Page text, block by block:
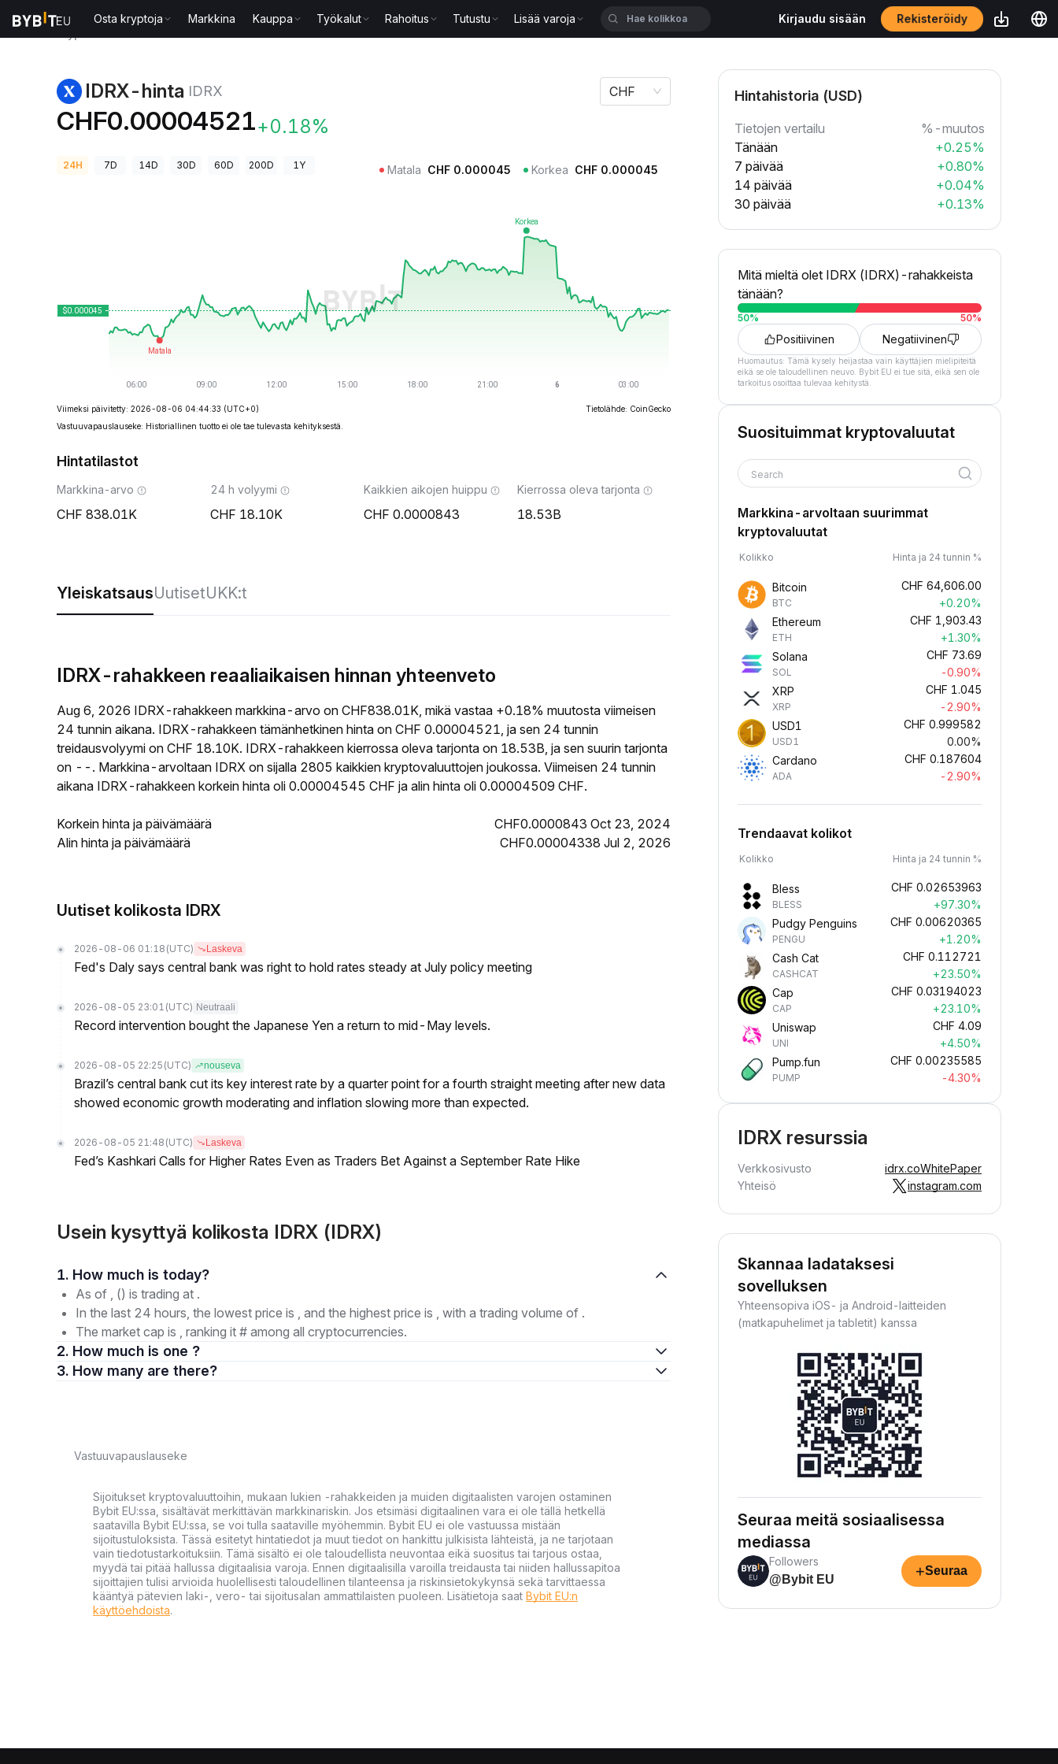
Osta kryptoja Markkina Kauppa Työkalut Rahoitus Tutustu Lisää varoja Kirjaudu sisään Rekisteröidy
IDRX-hinta IDRX
CHF0.00004521+0.18%
CHF
24H 7D 14D 30D 60D 200D 1Y Matala CHF 0.000045 Korkea CHF 0.000045
Viimeksi päivitetty: 2026-08-06 04:44:33 (UTC+0)
Tietolähde: CoinGecko
Vastuuvapauslauseke: Historiallinen tuotto ei ole tae tulevasta kehityksestä.
Hintatilastot
Markkina-arvo
838.01K
24 h volyymi
18.10K
Kaikkien aikojen huippu
0.0000843
Kierrossa oleva tarjonta
18.53B
YleiskatsausUutisetUKK:t
IDRX-rahakkeen reaaliaikaisen hinnan yhteenveto
Aug 6, 2026 IDRX-rahakkeen markkina-arvo on CHF838.01K, mikä vastaa +0.18% muutosta viimeisen
24 tunnin aikana. IDRX-rahakkeen tämänhetkinen hinta on CHF 0.00004521, ja sen 24 tunnin
treidausvolyymi on CHF 18.10K. IDRX-rahakkeen kierrossa oleva tarjonta on 18.53B, ja sen suurin tarjonta
on --. Markkina-arvoltaan IDRX on sijalla 2805 kaikkien kryptovaluuttojen joukossa. Viimeisen 24 tunnin
aikana IDRX-rahakkeen korkein hinta oli 0.00004545 CHF ja alin hinta oli 0.00004509 CHF.
Korkein hinta ja päivämäärä
CHF0.0000843 Oct 23, 2024
Alin hinta ja päivämäärä
CHF0.00004338 Jul 2, 2026
Uutiset kolikosta IDRX
2026-08-06 01:18 (UTC) Laskeva
Fed's Daly says central bank was right to hold rates steady at July policy meeting
2026-08-05 23:01 (UTC) Neutraali
Record intervention bought the Japanese Yen a return to mid-May levels.
2026-08-05 22:25 (UTC) nouseva
Brazil’s central bank cut its key interest rate by a quarter point for a fourth straight meeting after new data
showed economic growth moderating and inflation slowing more than expected.
2026-08-05 21:48 (UTC) Laskeva
Fed’s Kashkari Calls for Higher Rates Even as Traders Bet Against a September Rate Hike
Usein kysyttyä kolikosta IDRX (IDRX)
1. How much is today?
As of , () is trading at .
In the last 24 hours, the lowest price is , and the highest price is , with a trading volume of .
The market cap is , ranking it # among all cryptocurrencies.
2. How much is one ?
3. How many are there?
Vastuuvapauslauseke
Sijoitukset kryptovaluuttoihin, mukaan lukien -rahakkeiden ja muiden digitaalisten varojen ostaminen
Bybit EU:ssa, sisältävät merkittävän markkinariskin. Jos etsimäsi digitaalinen vara ei ole tällä hetkellä
saatavilla Bybit EU:ssa, se voi tulla saataville myöhemmin. Bybit EU ei ole vastuussa mistään
sijoitustuloksista. Tässä esitetyt hintatiedot ja muut tiedot on hankittu julkisista lähteistä, ja ne tarjotaan
vain tiedotustarkoituksiin. Tämä sisältö ei ole taloudellista neuvontaa eikä suositus tai tarjous ostaa,
myydä tai pitää hallussa digitaalisia varoja. Ennen digitaalisilla varoilla treidausta tai niiden hallussapitoa
sijoittajien tulisi arvioida huolellisesti taloudellinen tilanteensa ja riskinsietokykynsä sekä tarvittaessa
kääntyä pätevien laki-, vero- tai sijoitusalan ammattilaisten puoleen. Lisätietoja saat Bybit EU:n
käyttöehdoista.
Hintahistoria (USD)
Tietojen vertailu
%-muutos
Tänään
+0.25%
7 päivää
+0.80%
14 päivää
+0.04%
30 päivää
+0.13%
Mitä mieltä olet IDRX (IDRX)-rahakkeista
tänään?
50% 50%
Positiivinen Negatiivinen
Huomautus: Tämä kysely heijastaa vain käyttäjien mielipiteitä
eikä se ole taloudellinen neuvo. Bybit EU ei tue sitä, eikä sen ole
tarkoitus osoittaa tulevaa kehitystä.
Suosituimmat kryptovaluutat
Search
Markkina-arvoltaan suurimmat
kryptovaluutat
Kolikko Hinta ja 24 tunnin %
Bitcoin
BTC
CHF 64,606.00
+0.20%
Ethereum
ETH
CHF 1,903.43
+1.30%
Solana
SOL
CHF 73.69
-0.90%
XRP
XRP
CHF 1.045
-2.90%
USD1
USD1
CHF 0.999582
0.00%
Cardano
ADA
CHF 0.187604
-2.90%
Trendaavat kolikot
Kolikko Hinta ja 24 tunnin %
Bless
BLESS
CHF 0.02653963
+97.30%
Pudgy Penguins
PENGU
CHF 0.00620365
+1.20%
Cash Cat
CASHCAT
CHF 0.112721
+23.50%
Cap
CAP
CHF 0.03194023
+23.10%
Uniswap
UNI
CHF 4.09
+4.50%
Pump.fun
PUMP
CHF 0.00235585
-4.30%
IDRX resurssia
Verkkosivusto idrx.coWhitePaper
Yhteisö
instagram.com
Skannaa ladataksesi
sovelluksen
Yhteensopiva iOS- ja Android-laitteiden
(matkapuhelimet ja tabletit) kanssa
Seuraa meitä sosiaalisessa
mediassa
Followers
@Bybit EU
+Seuraa